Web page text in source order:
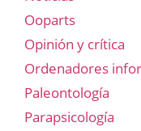
Ooparts
Opinión y crítica
Ordenadores
Paleontología
Parapsicología